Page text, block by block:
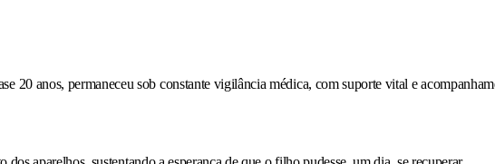
20 anos, permaneceu sob constante vigilância médica, com suporte vital e